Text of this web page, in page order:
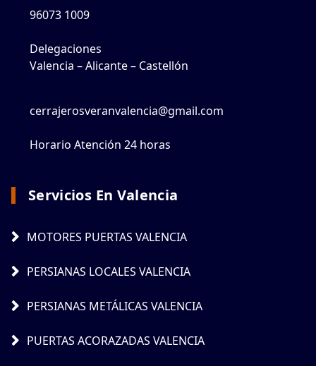
96073 1009
Delegaciones
Valencia – Alicante – Castellón
cerrajerosveranvalencia@gmail.com
Horario Atención 24 horas
Servicios En Valencia
MOTORES PUERTAS VALENCIA
PERSIANAS LOCALES VALENCIA
PERSIANAS METÁLICAS VALENCIA
PUERTAS ACORAZADAS VALENCIA